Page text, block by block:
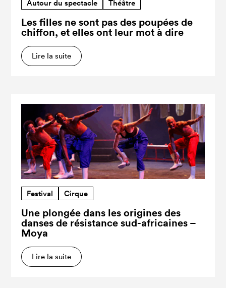
Autour du spectacle Théâtre
Les filles ne sont pas des poupées de
chiffon, et elles ont leur mot à dire
Lire la suite
Festival Cirque
Une plongée dans les origines des
danses de résistance sud-africaines –
Moya
Lire la suite